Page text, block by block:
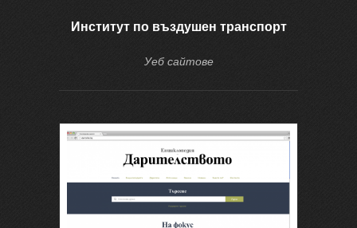
Институт по въздушен транспорт
Уеб сайтове